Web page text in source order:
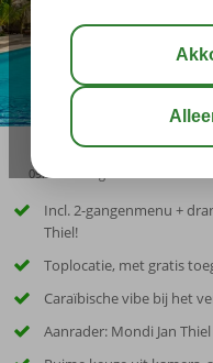
09:00
Incl. 2-gangenmenu +
Thiel!
Toplocatie, met gratis
Caraïbische vibe bij het
Aanrader: Mondi Jan